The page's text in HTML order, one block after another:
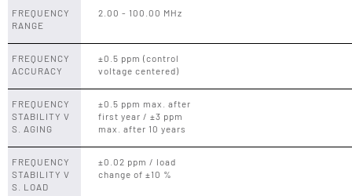
FREQUENCY
RANGE
2.00 - 100.00 MHz
FREQUENCY
ACCURACY
±0.5 ppm (control
voltage centered)
FREQUENCY
STABILITY V
S. AGING
±0.5 ppm max. after
first year / ±3 ppm
max. after 10 years
FREQUENCY
STABILITY V
S. LOAD
±0.02 ppm / load
change of ±10 %